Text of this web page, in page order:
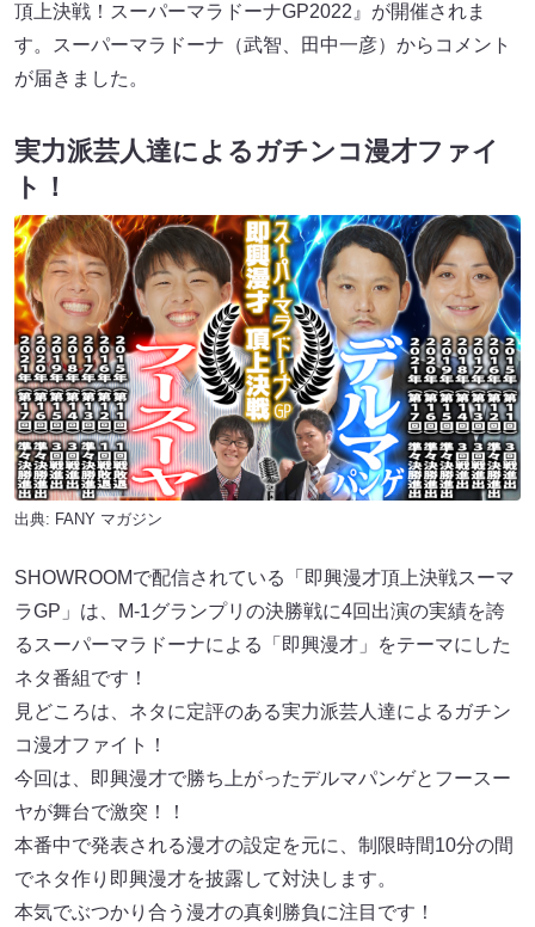
頂上決戦！スーパーマラドーナGP2022』が開催されま
す。スーパーマラドーナ（武智、田中一彦）からコメント
が届きました。
実力派芸人達によるガチンコ漫才ファイ
ト！
出典: FANY マガジン
SHOWROOMで配信されている「即興漫才頂上決戦スーマ
ラGP」は、M-1グランプリの決勝戦に4回出演の実績を誇
るスーパーマラドーナによる「即興漫才」をテーマにした
ネタ番組です！
見どころは、ネタに定評のある実力派芸人達によるガチン
コ漫才ファイト！
今回は、即興漫才で勝ち上がったデルマパンゲとフースー
ヤが舞台で激突！！
本番中で発表される漫才の設定を元に、制限時間10分の間
でネタ作り即興漫才を披露して対決します。
本気でぶつかり合う漫才の真剣勝負に注目です！